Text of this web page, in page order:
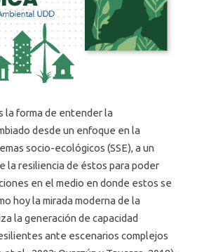
la forma de entender la
desde un enfoque en la
socio-ecológicos (SSE), a un
la resiliencia de éstos para poder
en el medio en donde estos se
hoy la mirada moderna de la
la generación de capacidad
ante escenarios complejos